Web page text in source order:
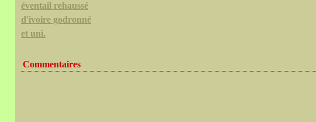
éventail rehaussé
d'ivoire godronné
et uni.
Commentaires